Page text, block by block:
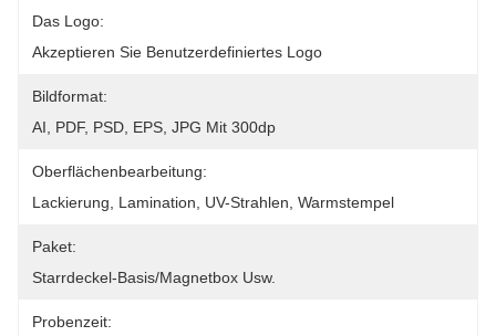
Das Logo:
Akzeptieren Sie Benutzerdefiniertes Logo
Bildformat:
AI, PDF, PSD, EPS, JPG Mit 300dp
Oberflächenbearbeitung:
Lackierung, Lamination, UV-Strahlen, Warmstempel
Paket:
Starrdeckel-Basis/Magnetbox Usw.
Probenzeit: